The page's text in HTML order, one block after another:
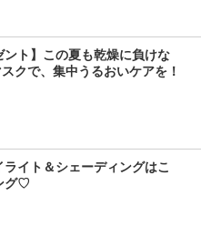
ント】この夏も乾燥に負けな
クで、集中うるおいケアを！
イト＆シェーディングはこ
グ♡